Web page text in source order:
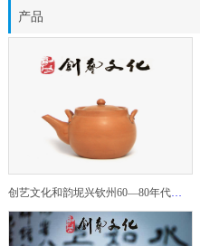
产品
创艺文化和韵坭兴钦州60—80年代坭兴陶老壶——玉奎壶